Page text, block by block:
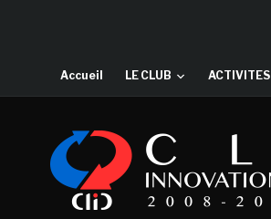
Accueil LE CLUB ACTIVITES